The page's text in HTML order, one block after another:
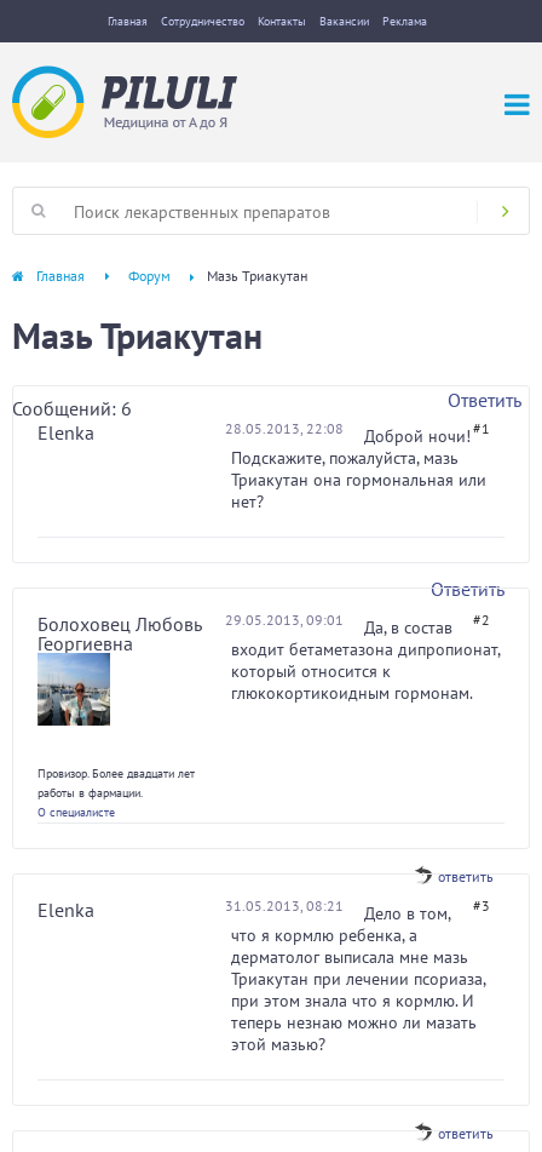
Главная Сотрудничество Контакты Вакансии Реклама
Главная Форум Мазь Триакутан
Мазь Триакутан
Сообщений: 6
Ответить
Elenka
28.05.2013, 22:08 #1
Доброй ночи!
Подскажите, пожалуйста, мазь
Триакутан она гормональная или
нет?
Ответить
Болоховец Любовь
Георгиевна
Провизор. Более двадцати лет
работы в фармации.
О специалисте
29.05.2013, 09:01 #2
Да, в состав
входит бетаметазона дипропионат,
который относится к
глюкокортикоидным гормонам.
ответить
Elenka 31.05.2013, 08:21 #3
Дело в том,
что я кормлю ребенка, а
дерматолог выписала мне мазь
Триакутан при лечении псориаза,
при этом знала что я кормлю. И
теперь незнаю можно ли мазать
этой мазью?
ответить